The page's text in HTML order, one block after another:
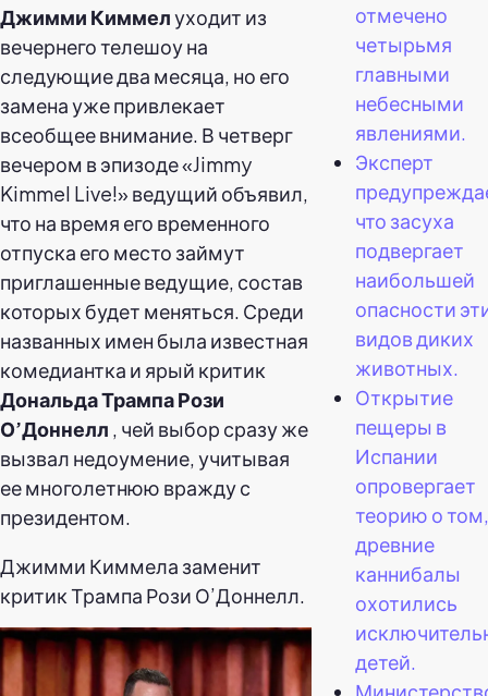
Джимми Киммелуходит из
вечернего телешоу на
следующие два месяца, но его
замена уже привлекает
всеобщее внимание. В четверг
вечером в эпизоде «Jimmy
Kimmel Live!» ведущий объявил,
что на время его временного
отпуска его место займут
приглашенные ведущие, состав
которых будет меняться. Среди
названных имен была известная
комедиантка и ярый критик
Дональда ТрампаРози
О’Доннелл , чей выбор сразу же
вызвал недоумение, учитывая
ее многолетнюю вражду с
президентом.
Джимми Киммела заменит
критик Трампа Рози О’Доннелл.
отмечено
четырьмя
главными
небесными
явлениями.
Эксперт
что засуха
подвергает
наибольшей
опасности
видов диких
животных.
Открытие
пещеры в
Испании
опровергает
теорию о
древние
каннибалы
охотились
детей.